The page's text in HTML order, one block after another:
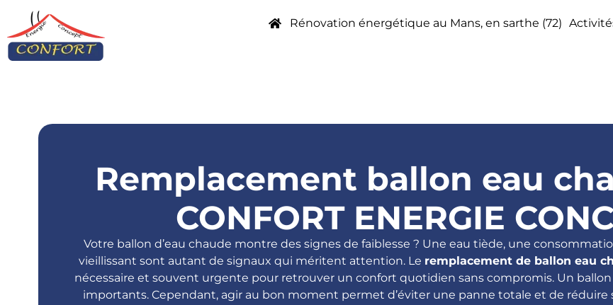
Rénovation énergétique au Mans, en sarthe (72)
Remplacement ballon eau
CONFORT ENERGIE
Votre ballon d’eau chaude montre des signes de faiblesse ? Une eau tiède, une
vieillissant sont autant de signaux qui méritent attention. Le remplacement de ballon eau
nécessaire et souvent urgente pour retrouver un confort quotidien sans compromis. Un
importants. Cependant, agir au bon moment permet d’éviter une panne totale et de